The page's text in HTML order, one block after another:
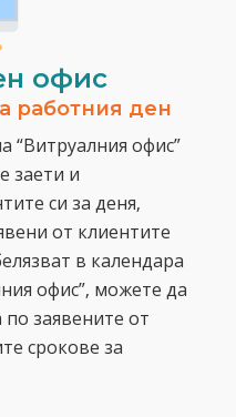
офис
работния ден
“Витруалния офис”
заети и
си за деня,
от клиентите
в календара
офис”, можете да
заявените от
срокове за